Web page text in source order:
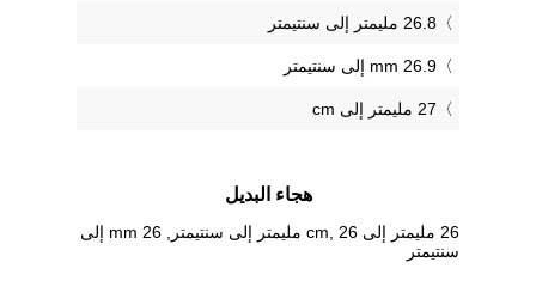
26.8 مليمتر إلى سنتيمتر
26.9 mm إلى سنتيمتر
27 مليمتر إلى cm
هجاء البديل
26 مليمتر إلى cm, 26 مليمتر إلى سنتيمتر, 26 mm إلى
سنتيمتر